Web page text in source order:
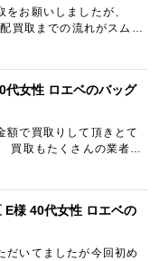
をお願いしましたが、
買取までの流れがスムー
代女性 ロエベのバッグ
額で買取りして頂きとて
買取もたくさんの業者さ
E様 40代女性 ロエベの
だいてましたが今回初め